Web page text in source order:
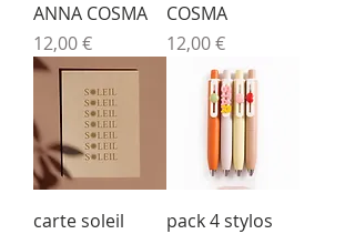
ANNA COSMA
Prix
12,00 €
COSMA
Prix
12,00 €
carte soleil
pack 4 stylos